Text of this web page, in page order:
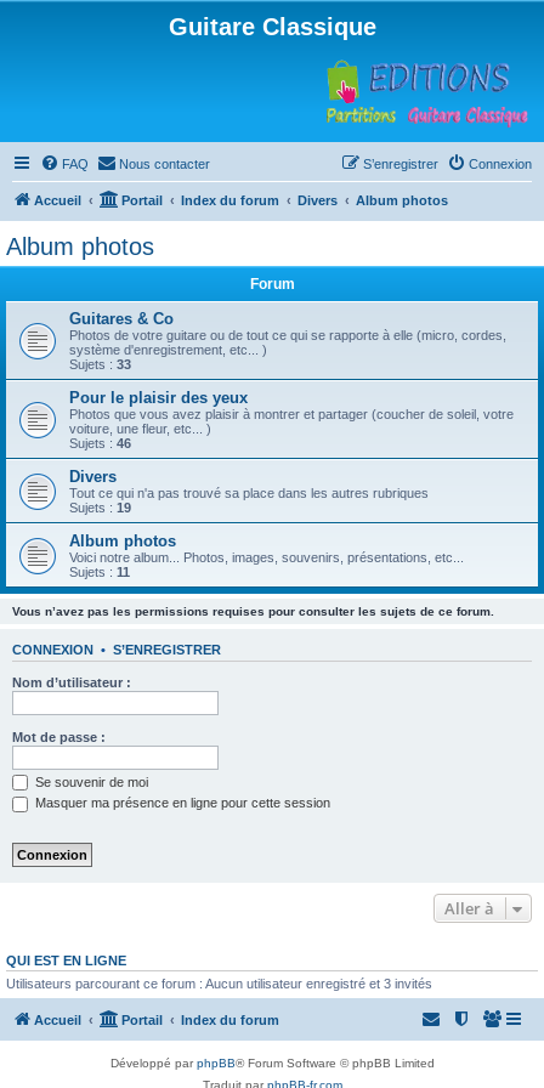
Guitare Classique
FAQ Nous contacter Connexion
S’enregistrer
Accueil Portail Index du forum Divers Album photos
Album photos
Forum
Guitares & Co
Photos de votre guitare ou de tout ce qui se rapporte à elle (micro, cordes,
système d'enregistrement, etc... )
Sujets : 33
Pour le plaisir des yeux
Photos que vous avez plaisir à montrer et partager (coucher de soleil, votre
voiture, une fleur, etc... )
Sujets : 46
Divers
Tout ce qui n'a pas trouvé sa place dans les autres rubriques
Sujets : 19
Album photos
Voici notre album... Photos, images, souvenirs, présentations, etc...
Sujets : 11
Vous n’avez pas les permissions requises pour consulter les sujets de ce forum.
CONNEXION • S’ENREGISTRER
Nom d’utilisateur :
Mot de passe :
Se souvenir de moi
Masquer ma présence en ligne pour cette session
Aller à
QUI EST EN LIGNE
Utilisateurs parcourant ce forum : Aucun utilisateur enregistré et 3 invités
Accueil Portail Index du forum
Développé parphpBB® Forum Software © phpBB Limited
Traduit parphpBB-fr.com